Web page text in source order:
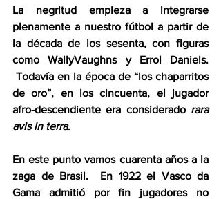
La negritud empieza a integrarse
plenamente a nuestro fútbol a partir de
la década de los sesenta, con figuras
como WallyVaughns y Errol Daniels.
Todavía en la época de “los chaparritos
de oro”, en los cincuenta, el jugador
afro-descendiente era considerado rara
avis in terra.
En este punto vamos cuarenta años a la
zaga de Brasil.  En 1922 el Vasco da
Gama admitió por fin jugadores no